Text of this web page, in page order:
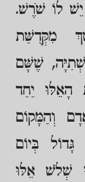
לוֹ שֹׁרֶשׁ.
מִקְּדֻשַּׁת
שֶׁשָּׁם
הָאֵלּוּ יַחַד
וְהַמָּקוֹם
בְּיוֹם
שְׁלֹשׁ אֵלּוּ